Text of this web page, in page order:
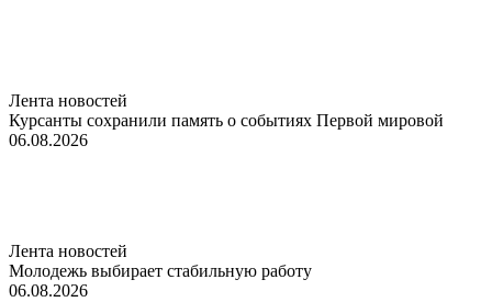
Лента новостей
Курсанты сохранили память о событиях Первой мировой
06.08.2026
Лента новостей
Молодежь выбирает стабильную работу
06.08.2026